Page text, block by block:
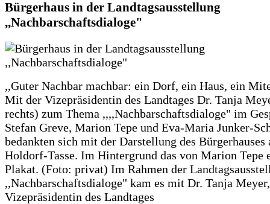
Bürgerhaus in der Landtagsausstellung
,,Nachbarschaftsdialoge"
,,Guter Nachbar machbar: ein Dorf, ein Haus, ein
Mit der Vizepräsidentin des Landtages Dr. Tanja
rechts) zum Thema ,,,,Nachbarschaftsdialoge" im
Stefan Greve, Marion Tepe und Eva-Maria Junker-
bedankten sich mit der Darstellung des Bürgerhauses
Holdorf-Tasse. Im Hintergrund das von Marion Tepe
Plakat. (Foto: privat) Im Rahmen der
,,Nachbarschaftsdialoge" kam es mit Dr. Tanja Meyer,
Vizepräsidentin des Landtages